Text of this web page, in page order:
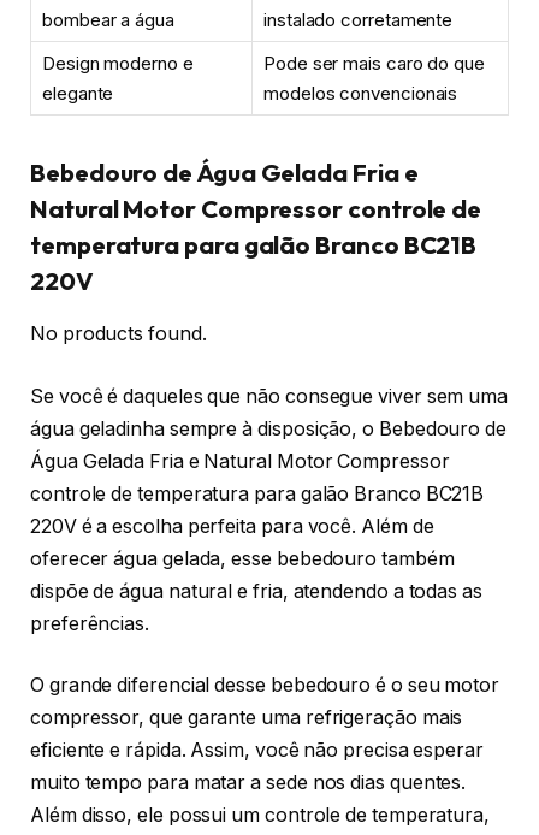
bombear a água
instalado corretamente
Design moderno e
elegante
Pode ser mais caro do que
modelos convencionais
Bebedouro de Água Gelada Fria e
Natural Motor Compressor controle de
temperatura para galão Branco BC21B
220V
No products found.
Se você é daqueles que não consegue viver sem uma
água geladinha sempre à disposição, o Bebedouro de
Água Gelada Fria e Natural Motor Compressor
controle de temperatura para galão Branco BC21B
220V é a escolha perfeita para você. Além de
oferecer água gelada, esse bebedouro também
dispõe de água natural e fria, atendendo a todas as
preferências.
O grande diferencial desse bebedouro é o seu motor
compressor, que garante uma refrigeração mais
eficiente e rápida. Assim, você não precisa esperar
muito tempo para matar a sede nos dias quentes.
Além disso, ele possui um controle de temperatura,